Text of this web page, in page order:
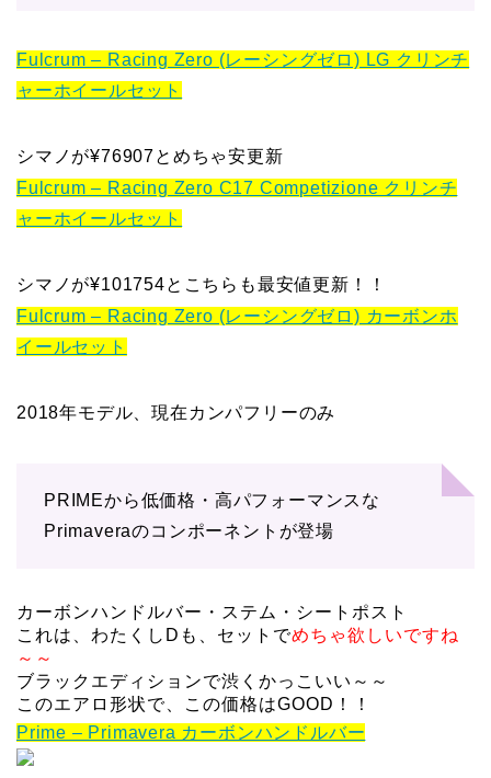
Fulcrum – Racing Zero (レーシングゼロ) LG クリンチ
ャーホイールセット
シマノが¥76907とめちゃ安更新
Fulcrum – Racing Zero C17 Competizione クリンチ
ャーホイールセット
シマノが¥101754とこちらも最安値更新！！
Fulcrum – Racing Zero (レーシングゼロ) カーボンホ
イールセット
2018年モデル、現在カンパフリーのみ
PRIMEから低価格・高パフォーマンスな
Primaveraのコンポーネントが登場
カーボンハンドルバー・ステム・シートポスト
これは、わたくしDも、セットでめちゃ欲しいですね
～～
ブラックエディションで渋くかっこいい～～
このエアロ形状で、この価格はGOOD！！
Prime – Primavera カーボンハンドルバー